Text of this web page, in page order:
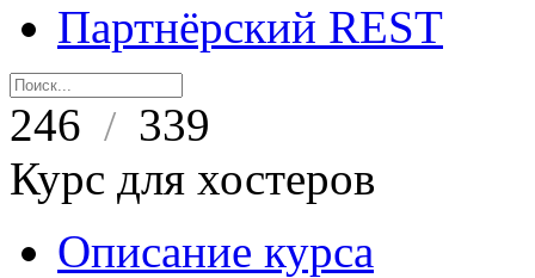
Партнёрский REST
246 / 339
Курс для хостеров
Описание курса